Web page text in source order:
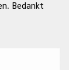
Bedankt